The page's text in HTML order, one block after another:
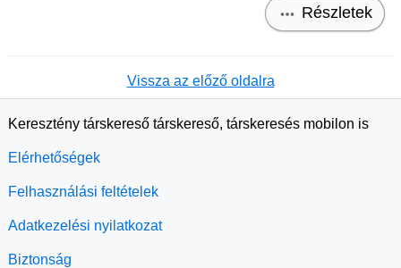
Részletek
Vissza az előző oldalra
Keresztény társkereső társkereső, társkeresés mobilon is
Elérhetőségek
Felhasználási feltételek
Adatkezelési nyilatkozat
Biztonság